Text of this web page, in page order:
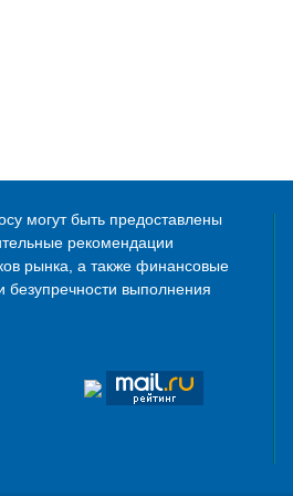
могут быть предоставлены
рекомендации
рынка, а также финансовые
безупречности выполнения